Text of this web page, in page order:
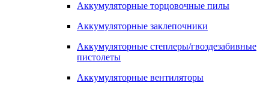
Аккумуляторные торцовочные пилы
Аккумуляторные заклепочники
Аккумуляторные степлеры/гвоздезабивные
пистолеты
Аккумуляторные вентиляторы